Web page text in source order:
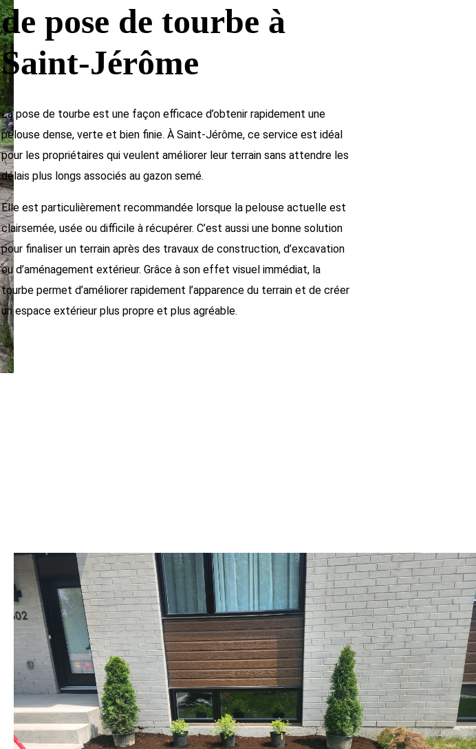
de pose de tourbe à
Saint-Jérôme
La pose de tourbe est une façon efficace d’obtenir rapidement une
pelouse dense, verte et bien finie. À Saint-Jérôme, ce service est idéal
pour les propriétaires qui veulent améliorer leur terrain sans attendre les
délais plus longs associés au gazon semé.
Elle est particulièrement recommandée lorsque la pelouse actuelle est
clairsemée, usée ou difficile à récupérer. C’est aussi une bonne solution
pour finaliser un terrain après des travaux de construction, d’excavation
ou d’aménagement extérieur. Grâce à son effet visuel immédiat, la
tourbe permet d’améliorer rapidement l’apparence du terrain et de créer
un espace extérieur plus propre et plus agréable.